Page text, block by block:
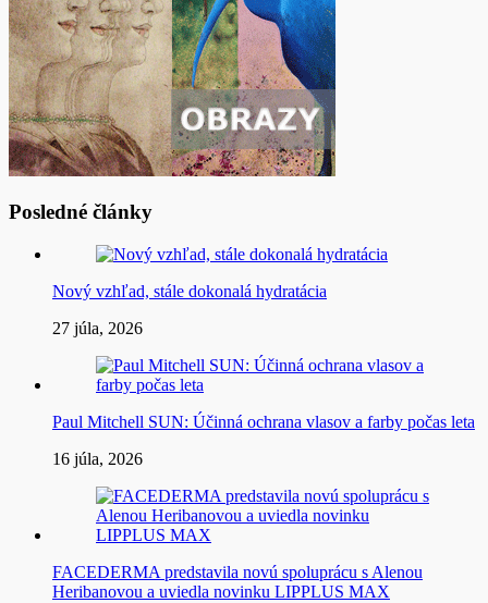
Posledné články
Nový vzhľad, stále dokonalá hydratácia
27 júla, 2026
Paul Mitchell SUN: Účinná ochrana vlasov a farby počas leta
16 júla, 2026
FACEDERMA predstavila novú spoluprácu s Alenou
Heribanovou a uviedla novinku LIPPLUS MAX